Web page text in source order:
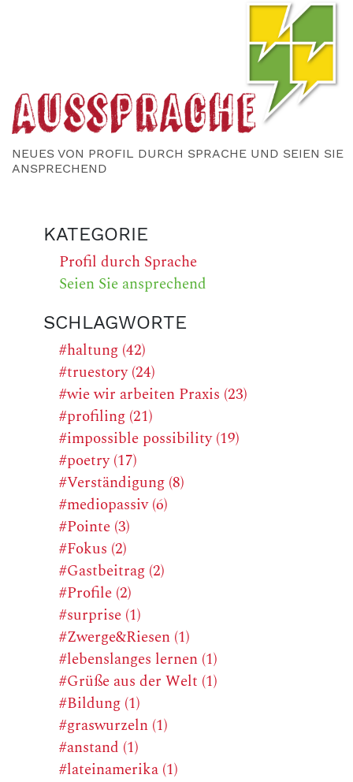
NEUES VON PROFIL DURCH SPRACHE UND SEIEN SIE
ANSPRECHEND
KATEGORIE
Profil durch Sprache
Seien Sie ansprechend
SCHLAGWORTE
#haltung (42)
#truestory (24)
#wie wir arbeiten Praxis (23)
#profiling (21)
#impossible possibility (19)
#poetry (17)
#Verständigung (8)
#mediopassiv (6)
#Pointe (3)
#Fokus (2)
#Gastbeitrag (2)
#Profile (2)
#surprise (1)
#Zwerge&Riesen (1)
#lebenslanges lernen (1)
#Grüße aus der Welt (1)
#Bildung (1)
#graswurzeln (1)
#anstand (1)
#lateinamerika (1)